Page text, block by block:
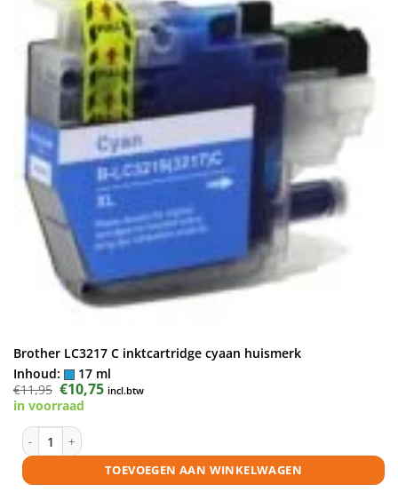
Brother LC3217 C inktcartridge cyaan huismerk
Inhoud:
17 ml
€11,95 Oorspronkelijke
prijs
was:
€10,75Huidige
prijs
incl.btw
in voorraad
Brother LC3217 C inktcartridge cyaan huismerk aantal
TOEVOEGEN AAN WINKELWAGEN